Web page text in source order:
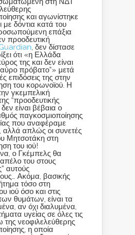
και αγωνίστηκε
με δόντια κατά του
επάξια
προοδευτική
, δεν δίστασε
ότι «η Ελλάδα
της και δεν είναι
πρόβατο”» μετά
επιδόσεις της στην
του κορωνοϊού. Η
γκεμπελική
“προοδευτικής
είναι βέβαια ο
παγκοσμιοποίησης
που αναφέραμε
απλώς οι συνετές
Μητσοτάκη στη
του ιού!
ο Γκέμπελς θα
του στους
αυτούς
Ακόμα, βασικής
τόσο στη
ιού όσο και στις
θυμάτων, είναι τα
αν όχι διαλυμένα,
υγείας σε όλες τις
νεοφιλελεύθερης
η οποία